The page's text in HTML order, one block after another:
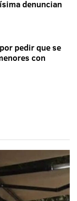
denuncian
pedir que se
con